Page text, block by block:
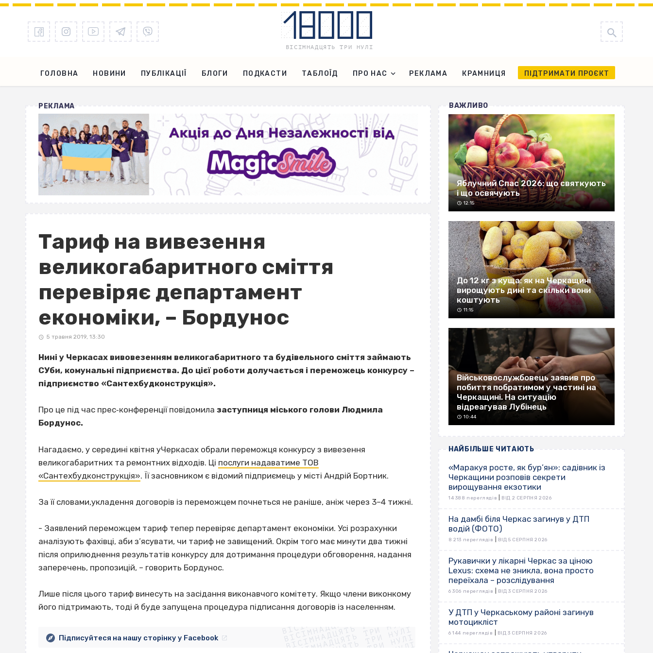
ГОЛОВНА НОВИНИ ПУБЛІКАЦІЇ БЛОГИ ПОДКАСТИ ТАБЛОЇД ПРО НАС РЕКЛАМА КРАМНИЦЯ ПІДТРИМАТИ ПРОЄКТ
РЕКЛАМА
Тариф на вивезення
великогабаритного сміття
перевіряє департамент
економіки, – Бордунос
5 травня 2019, 13:30
Нині у Черкасах вивовезенням великогабаритного та будівельного сміття займають
СУби, комунальні підприємства. До цієї роботи долучається і переможець конкурсу –
підприємство «Сантехбудконструкція».
Про це під час прес‐конференції повідомила заступниця міського голови Людмила
Бордунос.
Нагадаємо, у середині квітня уЧеркасах обрали переможця конкурсу з вивезення
великогабаритних та ремонтних відходів. Ці послуги надаватиме ТОВ
«Сантехбудконструкція». Її засновником є відомий підприємець у місті Андрій Бортник.
За її словами,укладення договорів із переможцем почнеться не раніше, аніж через 3–4 тижні.
- Заявлений переможцем тариф тепер перевіряє департамент економіки. Усі розрахунки
аналізують фахівці, аби з’ясувати, чи тариф не завищений. Окрім того має минути два тижні
після оприлюднення результатів конкурсу для дотримання процедури обговорення, надання
заперечень, пропозицій, – говорить Бордунос.
Лише після цього тариф винесуть на засідання виконавчого комітету. Якщо члени виконкому
його підтримають, тоді й буде запущена процедура підписання договорів із населенням.
ВІСІМНАДЦЯТЬ ТРИ НУЛІ
ВІСІМНАДЦЯТЬ ТРИ НУЛІ
ВІСІМНАДЦЯТЬ ТРИ НУЛІ
ВІСІМНАДЦЯТЬ ТРИ НУЛІ
Підписуйтеся на нашу сторінку у Facebook
ВАЖЛИВО
Яблучний Спас 2026: що святкують
і що освячують
12:15
До 12 кг з куща: як на Черкащині
вирощують дині та скільки вони
коштують
11:15
Військовослужбовець заявив про
побиття побратимом у частині на
Черкащині. На ситуацію
відреагував Лубінець
10:44
НАЙБІЛЬШЕ ЧИТАЮТЬ
«Маракуя росте, як бур’ян»: садівник із
Черкащини розповів секрети
вирощування екзотики
14 388 переглядів ВІД 2 СЕРПНЯ 2026
На дамбі біля Черкас загинув у ДТП
водій (ФОТО)
8 213 переглядів ВІД 5 СЕРПНЯ 2026
Рукавички у лікарні Черкас за ціною
Lexus: схема не зникла, вона просто
переїхала – розслідування
6 306 переглядів ВІД 3 СЕРПНЯ 2026
У ДТП у Черкаському районі загинув
мотоцикліст
6 144 переглядів ВІД 3 СЕРПНЯ 2026